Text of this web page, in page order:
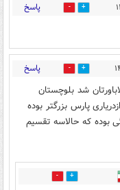
2 پاسخ
6 پاسخ
شد بلوچستان
پارس بزرگتر بوده
بوده که حالاسه تقسیم
0